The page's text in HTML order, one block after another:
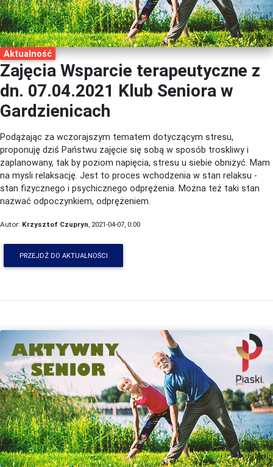
Aktualność
Zajęcia Wsparcie terapeutyczne z
dn. 07.04.2021 Klub Seniora w
Gardzienicach
Podążając za wczorajszym tematem dotyczącym stresu,
proponuję dziś Państwu zajęcie się sobą w sposób troskliwy i
zaplanowany, tak by poziom napięcia, stresu u siebie obniżyć. Mam
na mysli relaksację. Jest to proces wchodzenia w stan relaksu -
stan fizycznego i psychicznego odprężenia. Można też taki stan
nazwać odpoczynkiem, odprężeniem.
Autor: Krzysztof Czupryn , 2021-04-07, 0:00
PRZEJDŹ DO AKTUALNOŚCI